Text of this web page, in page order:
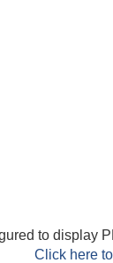
to display
Click here